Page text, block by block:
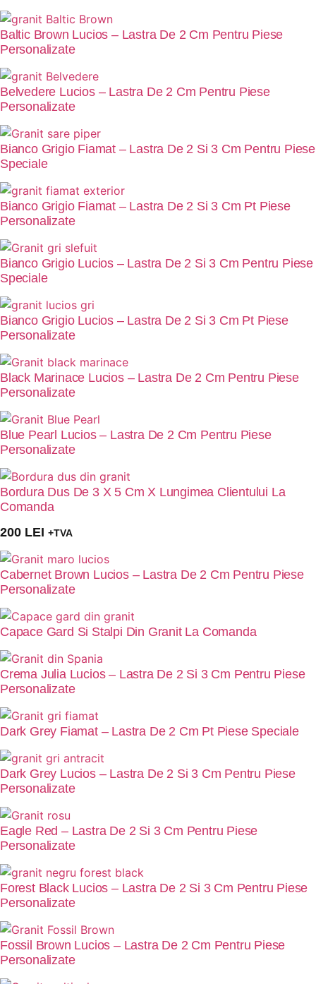
Baltic Brown Lucios – Lastra De 2 Cm Pentru Piese
Personalizate
Belvedere Lucios – Lastra De 2 Cm Pentru Piese
Personalizate
Bianco Grigio Fiamat – Lastra De 2 Si 3 Cm Pentru Piese
Speciale
Bianco Grigio Fiamat – Lastra De 2 Si 3 Cm Pt Piese
Personalizate
Bianco Grigio Lucios – Lastra De 2 Si 3 Cm Pentru Piese
Speciale
Bianco Grigio Lucios – Lastra De 2 Si 3 Cm Pt Piese
Personalizate
Black Marinace Lucios – Lastra De 2 Cm Pentru Piese
Personalizate
Blue Pearl Lucios – Lastra De 2 Cm Pentru Piese
Personalizate
Bordura Dus De 3 X 5 Cm X Lungimea Clientului La
Comanda
200 LEI +TVA
Cabernet Brown Lucios – Lastra De 2 Cm Pentru Piese
Personalizate
Capace Gard Si Stalpi Din Granit La Comanda
Crema Julia Lucios – Lastra De 2 Si 3 Cm Pentru Piese
Personalizate
Dark Grey Fiamat – Lastra De 2 Cm Pt Piese Speciale
Dark Grey Lucios – Lastra De 2 Si 3 Cm Pentru Piese
Personalizate
Eagle Red – Lastra De 2 Si 3 Cm Pentru Piese
Personalizate
Forest Black Lucios – Lastra De 2 Si 3 Cm Pentru Piese
Personalizate
Fossil Brown Lucios – Lastra De 2 Cm Pentru Piese
Personalizate